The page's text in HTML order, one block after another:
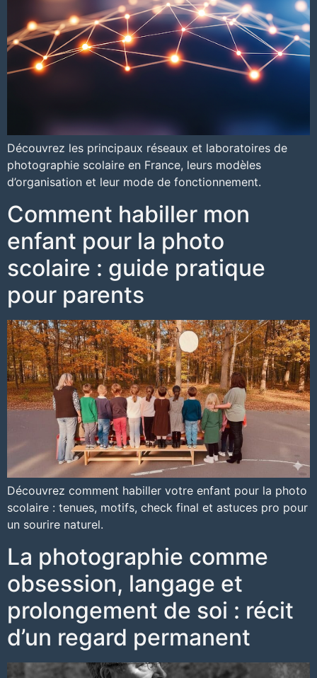
Découvrez les principaux réseaux et laboratoires de
photographie scolaire en France, leurs modèles
d’organisation et leur mode de fonctionnement.
Comment habiller mon
enfant pour la photo
scolaire : guide pratique
pour parents
Découvrez comment habiller votre enfant pour la photo
scolaire : tenues, motifs, check final et astuces pro pour
un sourire naturel.
La photographie comme
obsession, langage et
prolongement de soi : récit
d’un regard permanent